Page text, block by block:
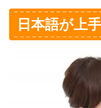
日本語が上